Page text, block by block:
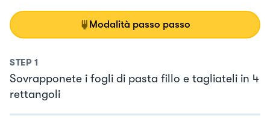
Modalità passo passo
STEP 1
Sovrapponete i fogli di pasta fillo e tagliateli in 4
rettangoli